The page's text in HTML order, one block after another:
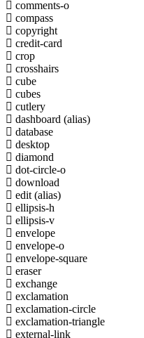
comments-o
compass
copyright
credit-card
crop
crosshairs
cube
cubes
cutlery
dashboard (alias)
database
desktop
diamond
dot-circle-o
download
edit (alias)
ellipsis-h
ellipsis-v
envelope
envelope-o
envelope-square
eraser
exchange
exclamation
exclamation-circle
exclamation-triangle
external-link